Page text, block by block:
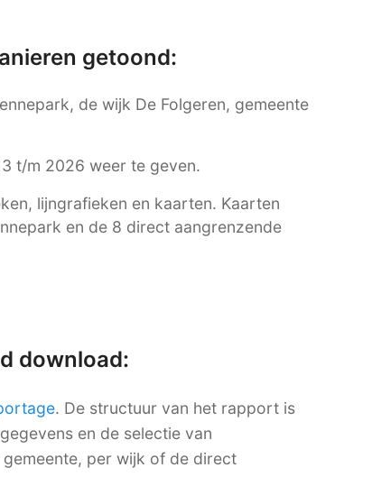
getoond:
de wijk De Folgeren, gemeente
t/m 2026 weer te geven.
lijngrafieken en kaarten. Kaarten
en de 8 direct aangrenzende
download:
. De structuur van het rapport is
en de selectie van
per wijk of de direct